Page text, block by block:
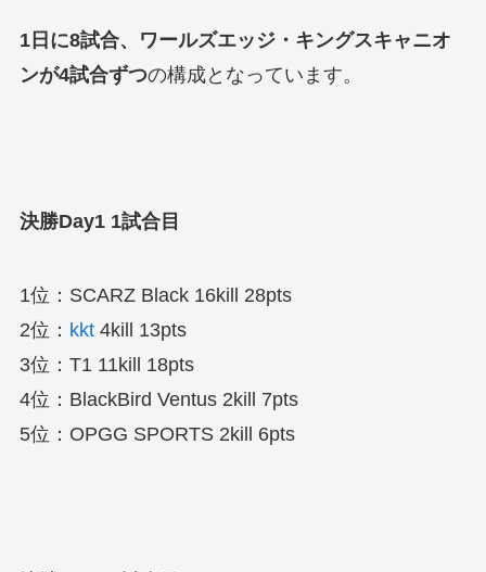
1日に8試合、ワールズエッジ・キングスキャニオ
ンが4試合ずつの構成となっています。
決勝Day1 1試合目
1位：SCARZ Black 16kill 28pts
2位： kkt4kill 13pts
3位：T1 11kill 18pts
4位：BlackBird Ventus 2kill 7pts
5位：OPGG SPORTS 2kill 6pts